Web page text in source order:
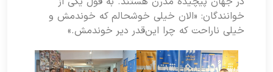
خوانندگان: «الان خیلی خوشحالم که خوندمش و
خیلی ناراحت که چرا این‌قدر دیر خوندمش.»